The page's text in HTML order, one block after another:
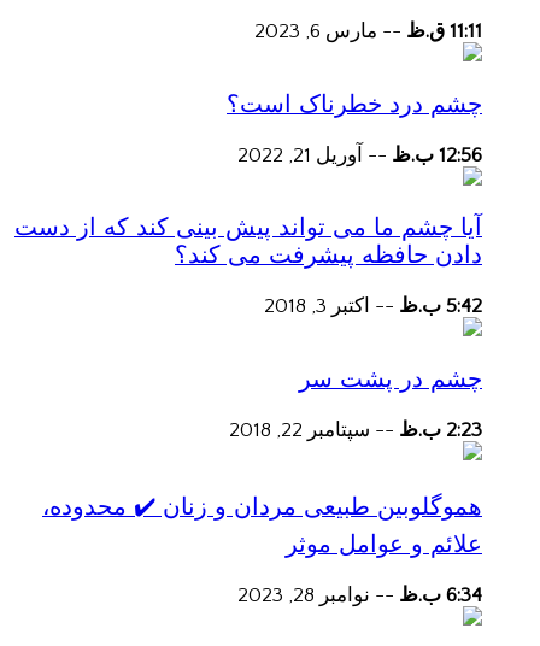
11:11 ق.ظ -- مارس 6, 2023
چشم درد خطرناک است؟
12:56 ب.ظ -- آوریل 21, 2022
آیا چشم ما می تواند پیش بینی کند که از دست
دادن حافظه پیشرفت می کند؟
5:42 ب.ظ -- اکتبر 3, 2018
چشم در پشت سر
2:23 ب.ظ -- سپتامبر 22, 2018
هموگلوبین طبیعی مردان و زنان ✔️ محدوده،
علائم و عوامل موثر
6:34 ب.ظ -- نوامبر 28, 2023